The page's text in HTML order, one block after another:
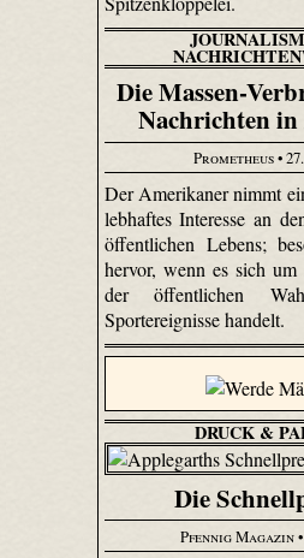
Die Massen-
Nachrichten
Prometheus•
Der Amerikaner nimmt
lebhaftes Interesse an
öffentlichen Lebens;
hervor, wenn es sich um
der öffentlichen
Sportereignisse handelt.
DRUCK &
Die
Pfennig Magazin